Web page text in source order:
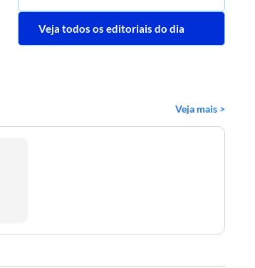
Veja todos os editoriais do dia
Veja mais >